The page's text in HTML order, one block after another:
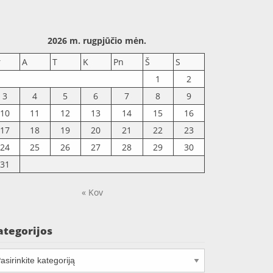
2026 m. rugpjūčio mėn.
A T K Pn Š
S
1
2
3
4 5 6 7 8
9
10
11 12 13 14 15
16
17
18 19 20 21 22
23
24
25 26 27 28 29
30
31
« Kov